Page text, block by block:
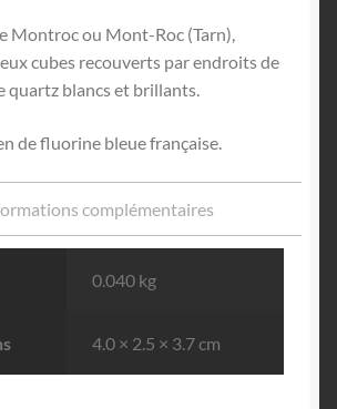
Montroc ou Mont-Roc (Tarn),
cubes recouverts par endroits de
quartz blancs et brillants.
de fluorine bleue française.
complémentaires
0.040 kg
4.0 × 2.5 × 3.7 cm